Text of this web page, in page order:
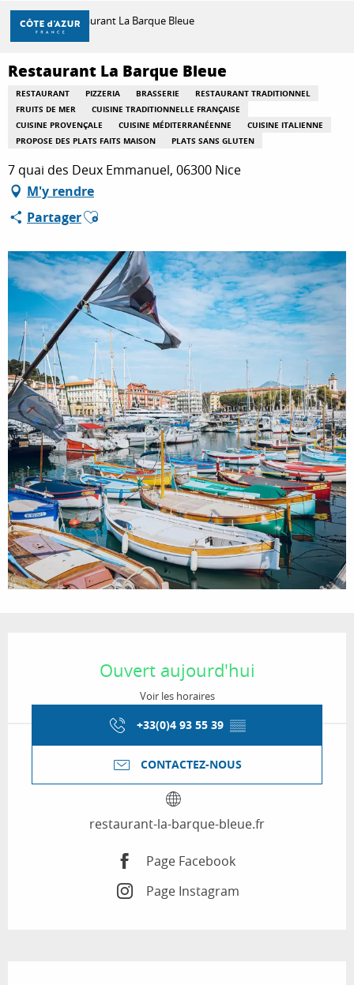
Aller
contenu
principal
DÉCOUVRIR
À FAIRE
SÉJOURNER
Accueil Restaurant La Barque Bleue
Restaurant La Barque Bleue
RESTAURANT PIZZERIA BRASSERIE
RESTAURANT TRADITIONNEL
FRUITS DE MER
CUISINE TRADITIONNELLE FRANÇAISE
CUISINE PROVENÇALE
CUISINE MÉDITERRANÉENNE
CUISINE ITALIENNE
PROPOSE DES PLATS FAITS MAISON
PLATS SANS GLUTEN
7 quai des Deux Emmanuel, 06300 Nice
M'y rendre
PartagerAjouter aux favoris
Ouvert aujourd'hui
Voir les horaires
+33(0)4 93 55 39 ▒▒
CONTACTEZ-NOUS
restaurant-la-barque-bleue.fr
Page Facebook
Page Instagram